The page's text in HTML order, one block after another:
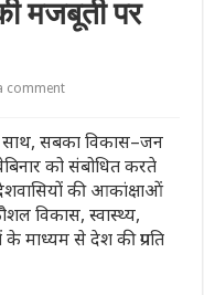
मजबूती पर
comment
साथ, सबका विकास–जन
को संबोधित करते
की आकांक्षाओं
विकास, स्वास्थ्य,
माध्यम से देश की प्रगति